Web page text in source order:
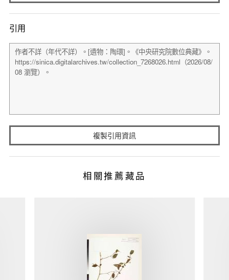
引用
複製引用資訊
相關推薦藏品